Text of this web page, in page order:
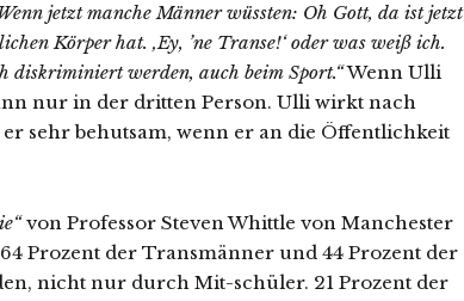
jetzt manche Männer wüssten: Oh Gott, da ist jetzt
Körper hat. ‚Ey, ’ne Transe!‘ oder was weiß ich.
diskriminiert werden, auch beim Sport.“Wenn Ulli
nur in der dritten Person. Ulli wirkt nach
sehr behutsam, wenn er an die Öffentlichkeit
von Professor Steven Whittle von Manchester
Prozent der Transmänner und 44 Prozent der
nicht nur durch Mit-schüler. 21 Prozent der